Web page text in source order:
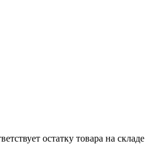
остатку товара на складе